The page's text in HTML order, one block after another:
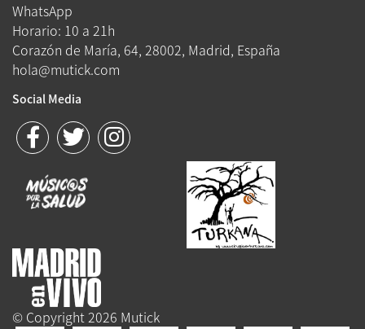
WhatsApp
Horario: 10 a 21h
Corazón de María, 64, 28002, Madrid, España
hola@mutick.com
Social Media
© Copyright 2026 Mutick